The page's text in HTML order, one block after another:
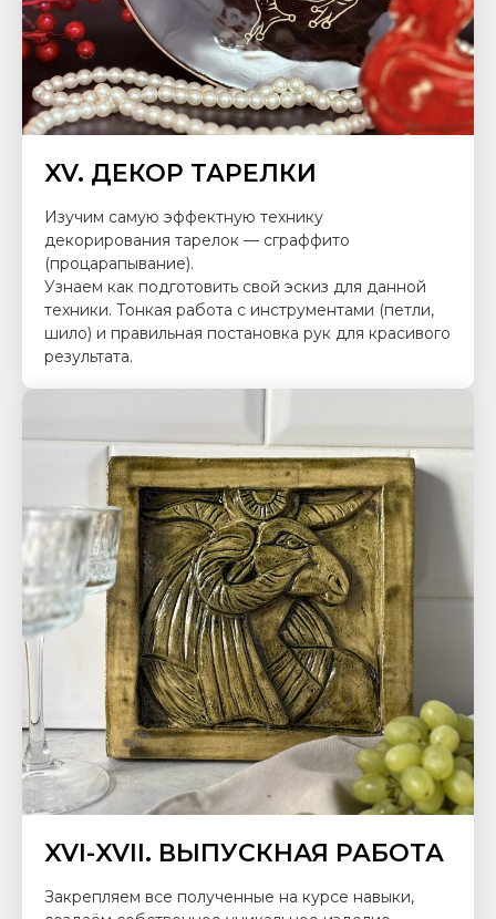
XV. ДЕКОР ТАРЕЛКИ
Изучим самую эффектную технику
декорирования тарелок — сграффито
(процарапывание).
Узнаем как подготовить свой эскиз для данной
техники. Тонкая работа с инструментами (петли,
шило) и правильная постановка рук для красивого
результата.
XVI-XVII. ВЫПУСКНАЯ РАБОТА
Закрепляем все полученные на курсе навыки,